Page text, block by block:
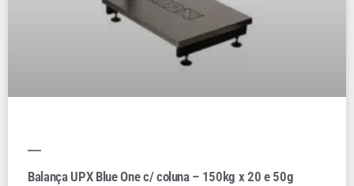
Balança UPX Blue One c/ coluna – 150kg x 20 e 50g